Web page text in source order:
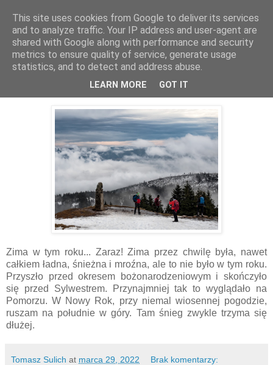
Kieszenie Pełne Piasku
29.03.2022
W masywie Śnieżnika
Zima w tym roku... Zaraz! Zima przez chwilę była, nawet
całkiem ładna, śnieżna i mroźna, ale to nie było w tym roku.
Przyszło przed okresem bożonarodzeniowym i skończyło
się przed Sylwestrem. Przynajmniej tak to wyglądało na
Pomorzu. W Nowy Rok, przy niemal wiosennej pogodzie,
ruszam na południe w góry. Tam śnieg zwykle trzyma się
dłużej.
Tomasz Sulich at marca 29, 2022 Brak komentarzy:
This site uses cookies from Google to deliver its services
and to analyze traffic. Your IP address and user-agent are
shared with Google along with performance and security
metrics to ensure quality of service, generate usage
statistics, and to detect and address abuse.
LEARN MORE GOT IT